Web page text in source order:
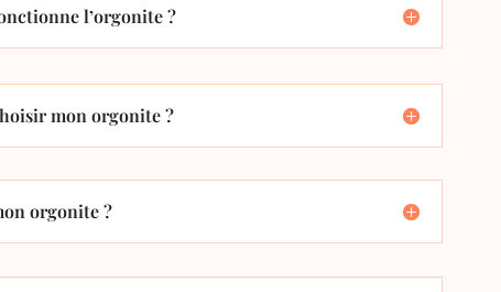
l’orgonite ?
mon orgonite ?
orgonite ?